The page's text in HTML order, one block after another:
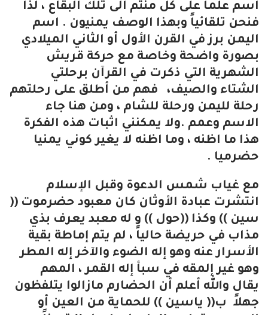
اسم علما على كل منتم الى تلك البقاع ، لذا
فنحن تلقائياً وبهذا الوصف يمنيون . اسم
اليمن برز في القرن الأول أو الثاني الميلادي
بصورة واضحة وخاصة مع حركة قريش
الشهرية التي ذكرت في القرآن برحلتي
الشتاء والصيف، فهم من أطلق على رحلتهم
رحلة لليمن ورحلة للشام ، ومن هنا جاء
الاسم وعمم .ولا يمكنني اثبات هذه الفكرة
هذا ما اظنه ، وما اظنه لا يغير كوني يمنيا
حضرميا .
مع غياب شمس الدعوة وقبل الإسلام
انتشرت عبادة الأوثان كان معبود حضرموت ((
سين )) وكذا ((حول )) و له معبد يعرف بذي
مذاب في حريضة حالياً ، لم يتم إماطة بقية
الأسرار عنه وهو إله الضوء والآخر إله المطر
وهو غير إلمقه في سبأ إله القمر ، المهم
يقال والله أعلم أن الحضارم مازالوا يتلفظون
جهلاً ب(( ياسين )) للحماية من العين أو